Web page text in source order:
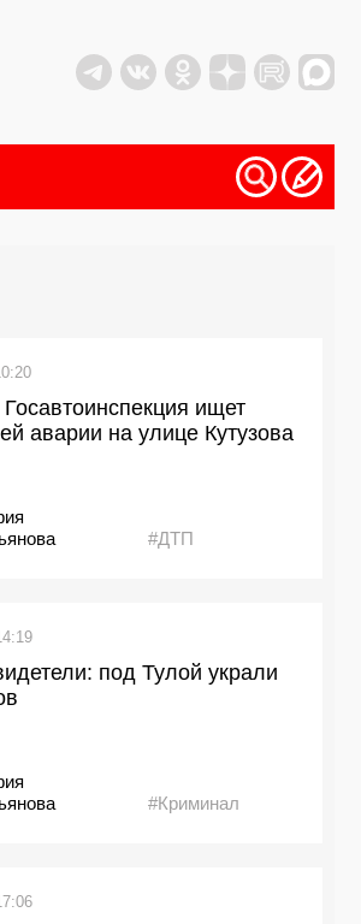
Госавтоинспекция ищет
аварии на улице Кутузова
#ДТП
под Тулой украли
#Криминал